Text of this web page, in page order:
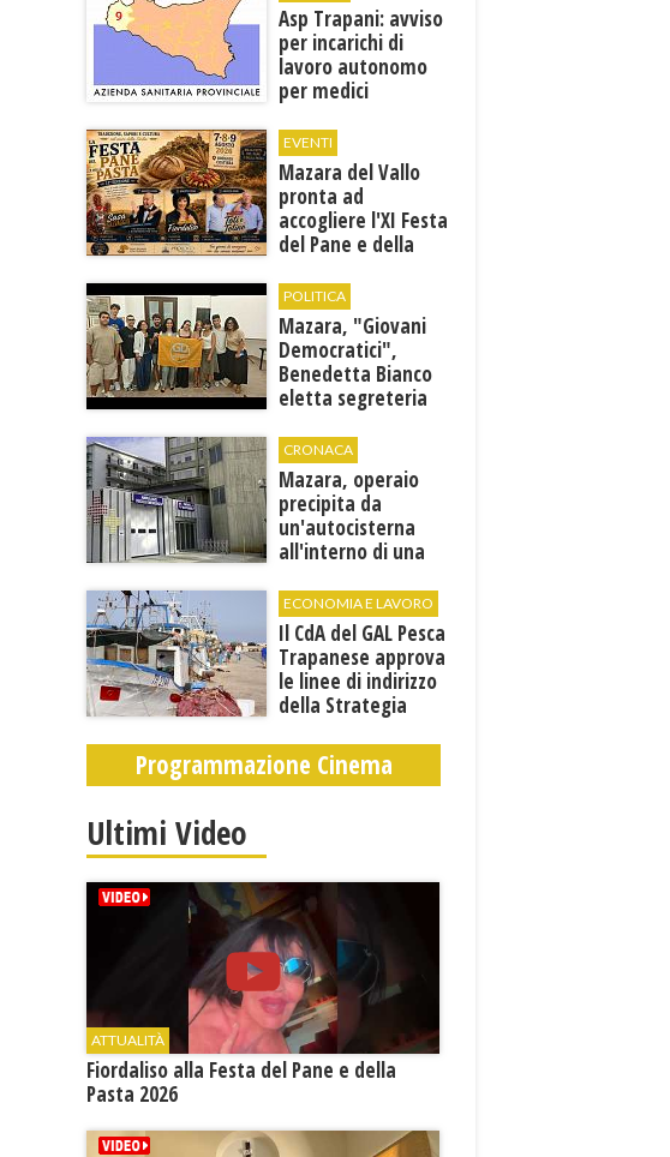
Asp Trapani: avviso
per incarichi di
lavoro autonomo
per medici
discipline
EVENTI
Mazara del Vallo
pronta ad
accogliere l'XI Festa
del Pane e della
POLITICA
Mazara, "Giovani
Democratici",
Benedetta Bianco
eletta segreteria
CRONACA
Mazara, operaio
precipita da
un'autocisterna
all'interno di una
condizioni al "Villa
Sofia"
ECONOMIA E LAVORO
Il CdA del GAL Pesca
Trapanese approva
le linee di indirizzo
della Strategia
sviluppo
Programmazione Cinema
Ultimi Video
ATTUALITÀ
Fiordaliso alla Festa del Pane e della
Pasta 2026